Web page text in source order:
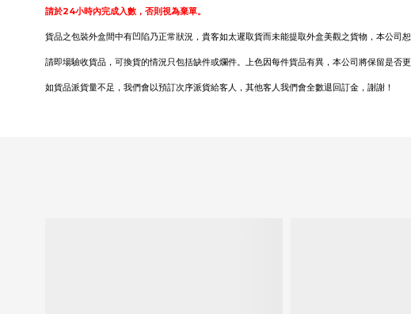
請於24小時內完成入數，否則視為棄單。
貨品之包裝外盒間中有凹陷乃正常狀況，貴客如太遲取貨而未能提取外盒美觀之貨物，本公司
請即場驗收貨品，可換貨的情況只包括缺件或爛件。上色因每件貨品有異，本公司將保留是否
如貨品派貨量不足，我們會以預訂次序派貨給客人，其他客人我們會全數退回訂金，謝謝！